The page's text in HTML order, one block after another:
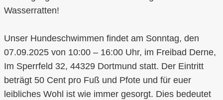
Wasserratten!
Unser Hundeschwimmen findet am Sonntag, den
07.09.2025 von 10:00 – 16:00 Uhr, im Freibad Derne,
Im Sperrfeld 32, 44329 Dortmund statt. Der Eintritt
beträgt 50 Cent pro Fuß und Pfote und für euer
leibliches Wohl ist wie immer gesorgt. Dies bedeutet